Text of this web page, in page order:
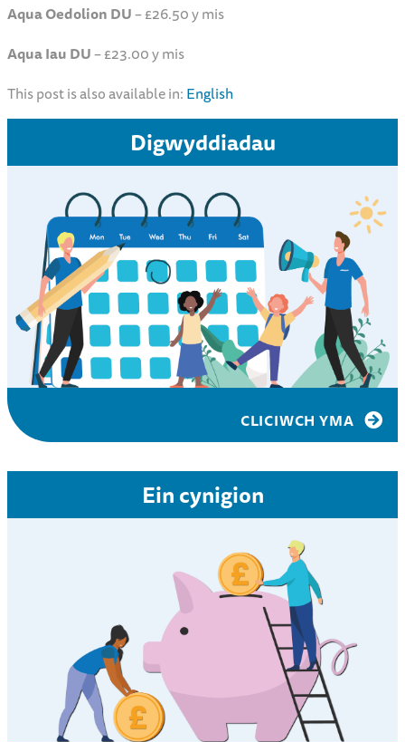
Aqua Oedolion DU– £26.50 y mis
Aqua Iau DU– £23.00 y mis
This post is also available in:English
Digwyddiadau
CLICIWCH YMA
Ein cynigion